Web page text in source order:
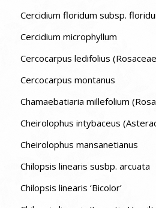
Cercidium floridum subsp.
Cercidium microphyllum
Cercocarpus ledifolius
Cercocarpus montanus
Chamaebatiaria millefolium
Cheirolophus intybaceus
Cheirolophus mansanetianus
Chilopsis linearis susbp. arcuata
Chilopsis linearis ‘Bicolor’